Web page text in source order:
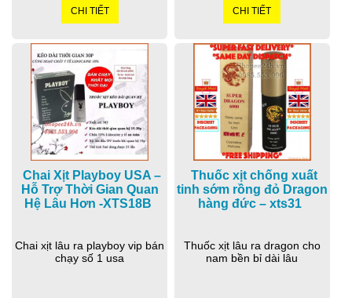
CHI TIẾT CHI TIẾT
Chai Xịt Playboy USA –
Hỗ Trợ Thời Gian Quan
Hệ Lâu Hơn -XTS18B
Chai xịt lâu ra playboy vip bán
chạy số 1 usa
Thuốc xịt chống xuất
tinh sớm rồng đỏ Dragon
hàng đức – xts31
Thuốc xịt lâu ra dragon cho
nam bền bỉ dài lâu